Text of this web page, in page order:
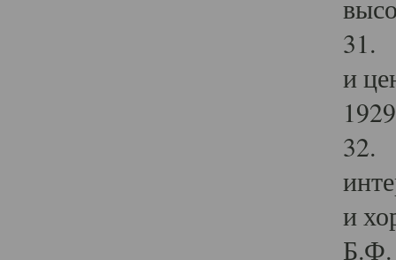
31.
и
32.
и
Б.Ф.